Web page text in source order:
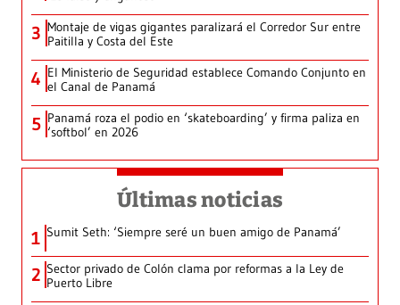
3 Montaje de vigas gigantes paralizará el Corredor Sur entre
Paitilla y Costa del Este
4 El Ministerio de Seguridad establece Comando Conjunto en
el Canal de Panamá
5 Panamá roza el podio en ‘skateboarding’ y firma paliza en
‘softbol’ en 2026
Últimas noticias
1 Sumit Seth: ‘Siempre seré un buen amigo de Panamá’
2 Sector privado de Colón clama por reformas a la Ley de
Puerto Libre